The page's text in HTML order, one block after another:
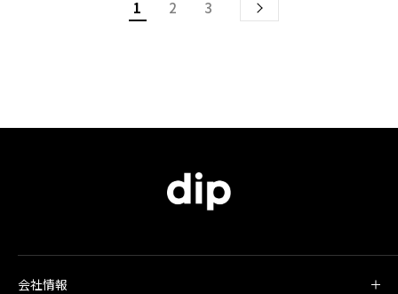
1 2 3
会社情報